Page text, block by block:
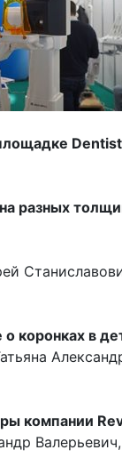
разных
коронках в
компании